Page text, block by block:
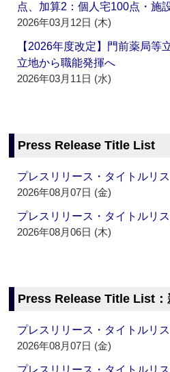
点、加算2：個人宅100点・施
2026年03月12日 (木)
【2026年度改定】門前薬局等
立地から職能発揮へ
2026年03月11日 (水)
Press Release Title List
プレスリリース・タイトルリ
2026年08月07日 (金)
プレスリリース・タイトルリ
2026年08月06日 (木)
Press Release Title List：
プレスリリース・タイトルリ
2026年08月07日 (金)